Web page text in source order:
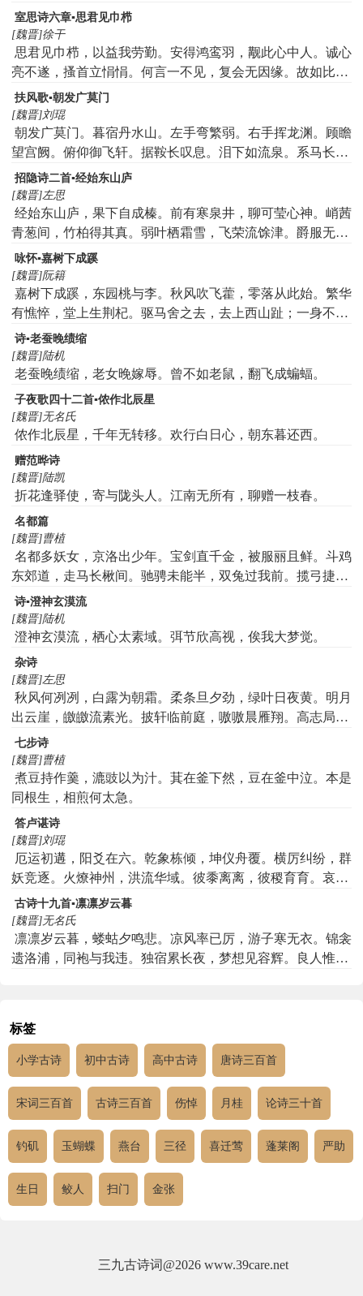
徽，宇宙告和。玄纲峻极，天罔既纮。文武方升，允兹兼
弘。峨峨高夏，有肃其凉。公侯戾止，騄骥龙骧。善问如
林，在会锵锵。祝融御节，火正缉熙。凯风徘徊，万物欣
时。秩秩初筵，薄言在兹。嘉福介祜，万寿无期。
尽，资用常苦多。北临太行道，失路将如何！
室思诗六章▪思君见巾栉
[魏晋]徐干
思君见巾栉，以益我劳勤。安得鸿鸾羽，觏此心中人。诚心
亮不遂，搔首立悁悁。何言一不见，复会无因缘。故如比目
鱼，今隔如参辰。
扶风歌▪朝发广莫门
[魏晋]刘琨
朝发广莫门。暮宿丹水山。左手弯繁弱。右手挥龙渊。顾瞻
望宫阙。俯仰御飞轩。据鞍长叹息。泪下如流泉。系马长松
下。废鞍高岳头。烈烈悲风起。泠泠涧水流。挥手长水流。
挥手长相谢。哽咽不能言。浮云为我结。归鸟为我旋。去家
日已远。安知存与亡。慷慨穷林中。抱膝独摧藏。麋鹿游我
前。猿猴戏我侧。资粮既乏尽。薇蕨安可食。揽辔命徒侣。
吟啸绝岩中。君子道微矣。夫子故有穷。惟昔李骞期。寄在
匈奴庭。忠信反获罪。汉武不见明。我欲竟此曲。此曲悲且
长。弃置勿重陈。重陈令心伤。
招隐诗二首▪经始东山庐
[魏晋]左思
经始东山庐，果下自成榛。前有寒泉井，聊可莹心神。峭茜
青葱间，竹柏得其真。弱叶栖霜雪，飞荣流馀津。爵服无常
玩，好恶有屈伸。结绶生缠牵，弹冠去埃尘。惠连非吾屈，
首阳非吾仁。相与观所尚，逍遥撰良辰。
咏怀▪嘉树下成蹊
[魏晋]阮籍
嘉树下成蹊，东园桃与李。秋风吹飞藿，零落从此始。繁华
有憔悴，堂上生荆杞。驱马舍之去，去上西山趾；一身不自
保，何况恋妻子！凝霜被野草，岁暮亦云已。
诗▪老蚕晚绩缩
[魏晋]陆机
老蚕晚绩缩，老女晚嫁辱。曾不如老鼠，翻飞成蝙蝠。
子夜歌四十二首▪侬作北辰星
[魏晋]无名氏
侬作北辰星，千年无转移。欢行白日心，朝东暮还西。
赠范晔诗
[魏晋]陆凯
折花逢驿使，寄与陇头人。江南无所有，聊赠一枝春。
名都篇
[魏晋]曹植
名都多妖女，京洛出少年。宝剑直千金，被服丽且鲜。斗鸡
东郊道，走马长楸间。驰骋未能半，双兔过我前。揽弓捷鸣
镝，长驱上南山。左挽因右发，一纵两禽连。馀巧未及展，
仰手接飞鸢。观者咸称善，众工归我妍。归来宴平乐，美酒
斗十千。脍鲤臇胎虾，炮鳖炙熊蹯。鸣俦啸匹侣，列坐竟长
筵。连翩击鞠壤，巧捷惟万端。白日西南驰，光景不可攀。
云散还城邑，清晨复来还。
诗▪澄神玄漠流
[魏晋]陆机
澄神玄漠流，栖心太素域。弭节欣高视，俟我大梦觉。
杂诗
[魏晋]左思
秋风何冽冽，白露为朝霜。柔条旦夕劲，绿叶日夜黄。明月
出云崖，皦皦流素光。披轩临前庭，嗷嗷晨雁翔。高志局四
海，块然守空堂。壮齿不恒居，岁暮常慨慷。
七步诗
[魏晋]曹植
煮豆持作羹，漉豉以为汁。萁在釜下然，豆在釜中泣。本是
同根生，相煎何太急。
答卢谌诗
[魏晋]刘琨
厄运初遘，阳爻在六。乾象栋倾，坤仪舟覆。横厉纠纷，群
妖竞逐。火燎神州，洪流华域。彼黍离离，彼稷育育。哀我
皇晋，痛心在目。天地无心，万物同涂。祸淫莫验，福善则
虚。逆有全邑，义无完都。英蕊夏落，毒卉冬敷。如彼龟
玉，韫椟毁诸。刍狗之谈，其最得乎。咨余软弱，弗克负
荷。愆衅仍彰，荣宠屡加。威之不建，祸延凶播。忠陨于
根。长惭旧孤，永负冤魂。亭亭孤干，独生无伴。绿叶繁
缛，柔条修罕。朝采尔实，夕捋尔竿。竿翠丰寻，逸珠盈
碗。实消我忧，忧急用缓。逝将去矣，庭虚情满。虚满伊
何，兰桂移植。茂彼春林，瘁此秋棘。有鸟翻飞，不遑休
息。匪桐不栖，匪竹不食。永戢东羽，翰抚西翼。我之敬
之，废欢辍职。音以赏奏，味以殊珍。文以明言，言以畅
神。之子之往，四美不臻。澄醪覆觞，丝竹生尘。素卷莫
启，幄无谈宾。既孤我德，又阙我邻。光光叚生，出幽迁
乔。资忠履信，武烈文昭。旌弓骍骍，舆马翘翘。乃奋长
縻，是辔是镳。何以赠之，竭心公朝。何以叙怀，引领长
古诗十九首▪凛凛岁云暮
[魏晋]无名氏
凛凛岁云暮，蝼蛄夕鸣悲。凉风率已厉，游子寒无衣。锦衾
遗洛浦，同袍与我违。独宿累长夜，梦想见容辉。良人惟古
标签
小学古诗 初中古诗 高中古诗 唐诗三百首
宋词三百首 古诗三百首 伤悼 月桂 论诗三十首
钓矶 玉蝴蝶 燕台 三径 喜迁莺 蓬莱阁 严助
生日 鲛人 扫门 金张
三九古诗词@2026 www.39care.net